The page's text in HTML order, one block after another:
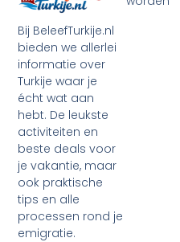
Bij BeleefTurkije.nl
bieden we allerlei
informatie over
Turkije waar je
écht wat aan
hebt. De leukste
activiteiten en
beste deals voor
je vakantie, maar
ook praktische
tips en alle
processen rond je
emigratie.